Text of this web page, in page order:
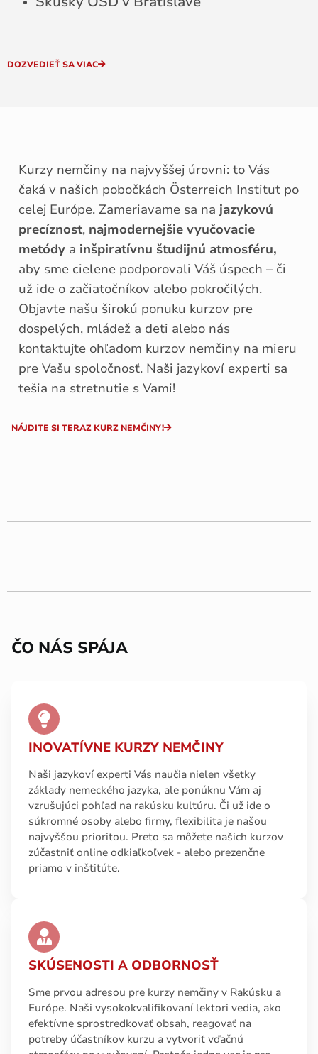
DOZVEDIEŤ SA VIAC
Kurzy nemčiny na najvyššej úrovni: to Vás
čaká v našich pobočkách Österreich Institut po
celej Európe. Zameriavame sa na jazykovú
precíznost, najmodernejšie vyučovacie
metódy a inšpiratívnu študijnú atmosféru,
aby sme cielene podporovali Váš úspech – či
už ide o začiatočníkov alebo pokročilých.
Objavte našu širokú ponuku kurzov pre
dospelých, mládež a deti alebo nás
kontaktujte ohľadom kurzov nemčiny na mieru
pre Vašu spoločnosť. Naši jazykoví experti sa
tešia na stretnutie s Vami!
NÁJDITE SI TERAZ KURZ NEMČINY!
ČO NÁS SPÁJA
INOVATÍVNE KURZY NEMČINY
Naši jazykoví experti Vás naučia nielen všetky
základy nemeckého jazyka, ale ponúknu Vám aj
vzrušujúci pohľad na rakúsku kultúru. Či už ide o
súkromné osoby alebo firmy, flexibilita je našou
najvyššou prioritou. Preto sa môžete našich kurzov
zúčastniť online odkiaľkoľvek - alebo prezenčne
priamo v inštitúte.
SKÚSENOSTI A ODBORNOSŤ
Sme prvou adresou pre kurzy nemčiny v Rakúsku a
Európe. Naši vysokokvalifikovaní lektori vedia, ako
efektívne sprostredkovať obsah, reagovať na
potreby účastníkov kurzu a vytvoriť vďačnú